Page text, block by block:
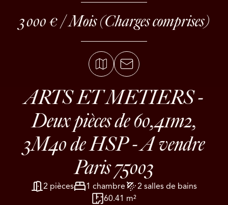
3 000 € / Mois (Charges comprises)
ARTS ET METIERS -
Deux pièces de 60,41m2,
3M40 de HSP - A vendre
Paris 75003
2 pièces 1 chambre
2 salles de bains
60.41 m²